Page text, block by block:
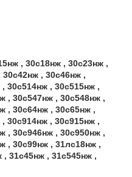
, 30с18нж , 30с23нж ,
, 30с46нж ,
30с514нж , 30с515нж ,
, 30с547нж , 30с548нж ,
, 30с64нж , 30с65нж ,
30с914нж , 30с915нж ,
, 30с946нж , 30с950нж ,
, 30с99нж , 31лс18нж ,
31с45нж , 31с545нж ,